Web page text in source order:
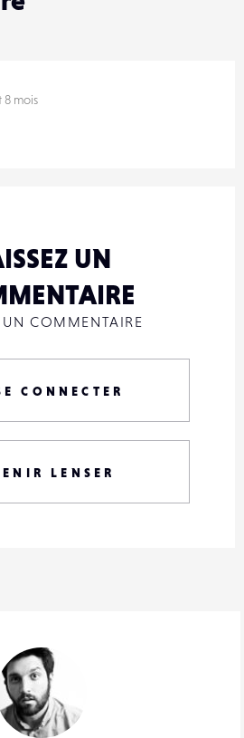
8 mois
UN
UN COMMENTAIRE
CONNECTER
LENSER